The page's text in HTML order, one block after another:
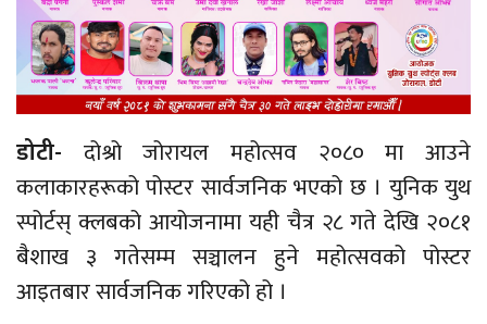
डोटी- दोश्रो जोरायल महोत्सव २०८० मा आउने
कलाकारहरूको पोस्टर सार्वजनिक भएको छ । युनिकयुथ
स्पोर्टस् क्लबको आयोजनामा यही चैत्र २८ गते देखि २०८१
बैशाख ३ गतेसम्म सञ्चालन हुने महोत्सवको पोस्टर
आइतबार सार्वजनिक गरिएको हो ।